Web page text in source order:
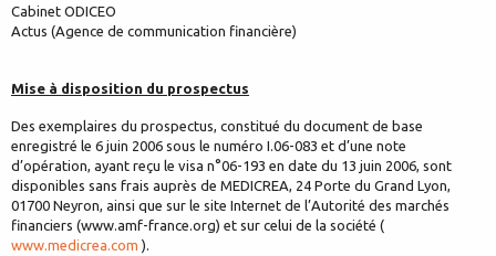
Cabinet ODICEO
Actus (Agence de communication financière)
Mise à disposition du prospectus
Des exemplaires du prospectus, constitué du document de base
enregistré le 6 juin 2006 sous le numéro I.06-083 et d’une note
d’opération, ayant reçu le visa n°06-193 en date du 13 juin 2006, sont
disponibles sans frais auprès de MEDICREA, 24 Porte du Grand Lyon,
01700 Neyron, ainsi que sur le site Internet de l’Autorité des marchés
financiers (www.amf-france.org) et sur celui de la société (
www.medicrea.com ).